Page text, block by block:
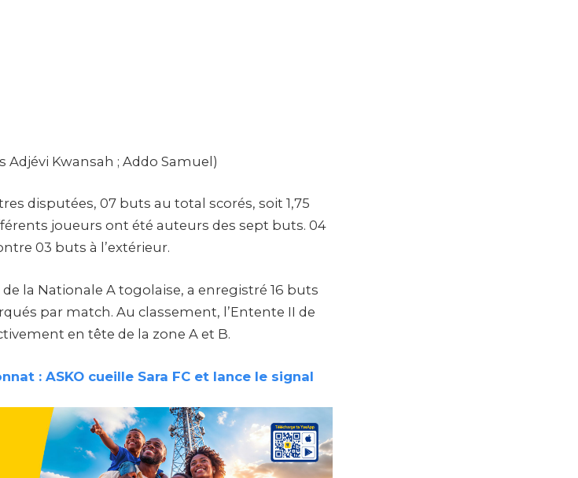
Adjévi Kwansah ; Addo Samuel)
disputées, 07 buts au total scorés, soit 1,75
joueurs ont été auteurs des sept buts. 04
03 buts à l’extérieur.
la Nationale A togolaise, a enregistré 16 buts
par match. Au classement, l’Entente II de
en tête de la zone A et B.
: ASKO cueille Sara FC et lance le signal